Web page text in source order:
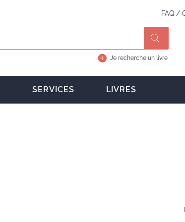
FAQ /
Je recherche un livre
SERVICES LIVRES